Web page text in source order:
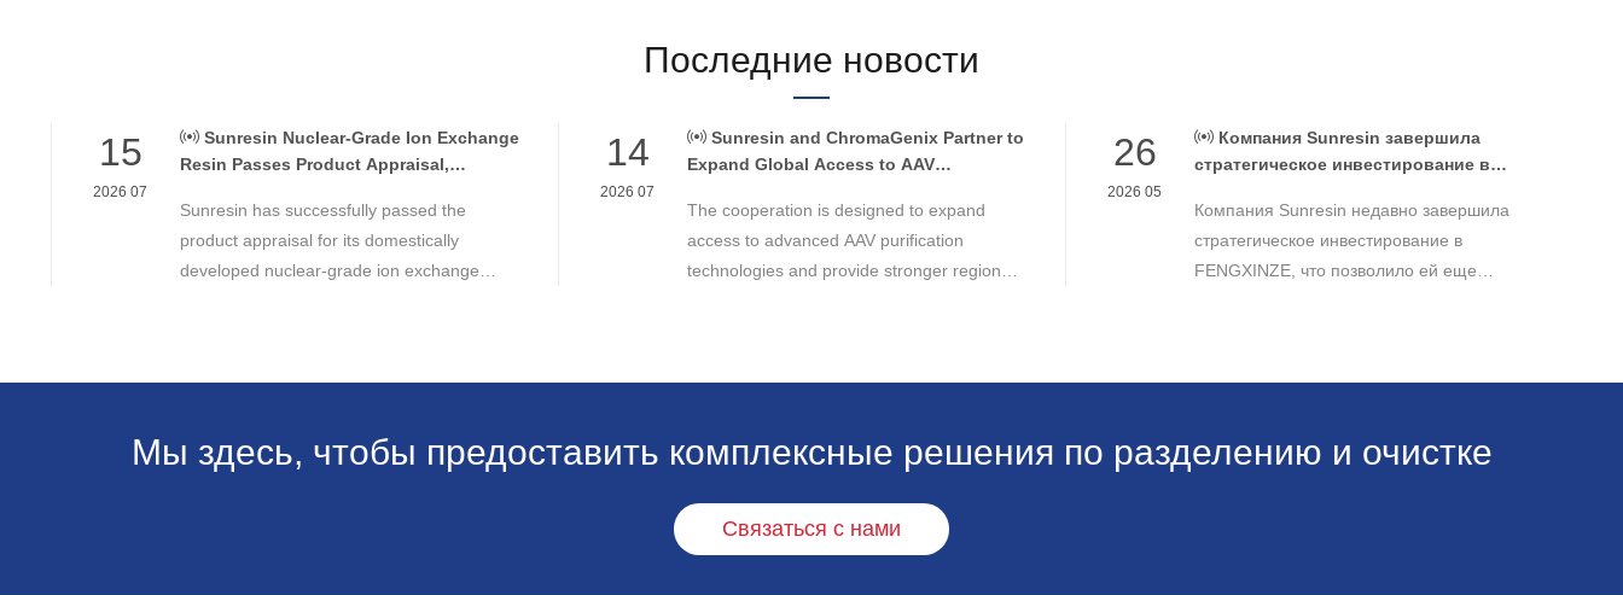
Последние новости
15
2026 07
Sunresin Nuclear-Grade Ion Exchange
Resin Passes Product Appraisal,
Chemistry Control
Sunresin has successfully passed the
product appraisal for its domestically
developed nuclear-grade ion exchange
14
2026 07
Sunresin and ChromaGenix Partner to
Expand Global Access to AAV
The cooperation is designed to expand
access to advanced AAV purification
technologies and provide stronger regional
26
2026 05
Компания Sunresin завершила
стратегическое инвестирование в
расширения бизнеса в области
промышленной хроматографии.
Компания Sunresin недавно завершила
стратегическое инвестирование в
FENGXINZE, что позволило ей еще
Мы здесь, чтобы предоставить комплексные решения по разделению и очистке
Связаться с нами